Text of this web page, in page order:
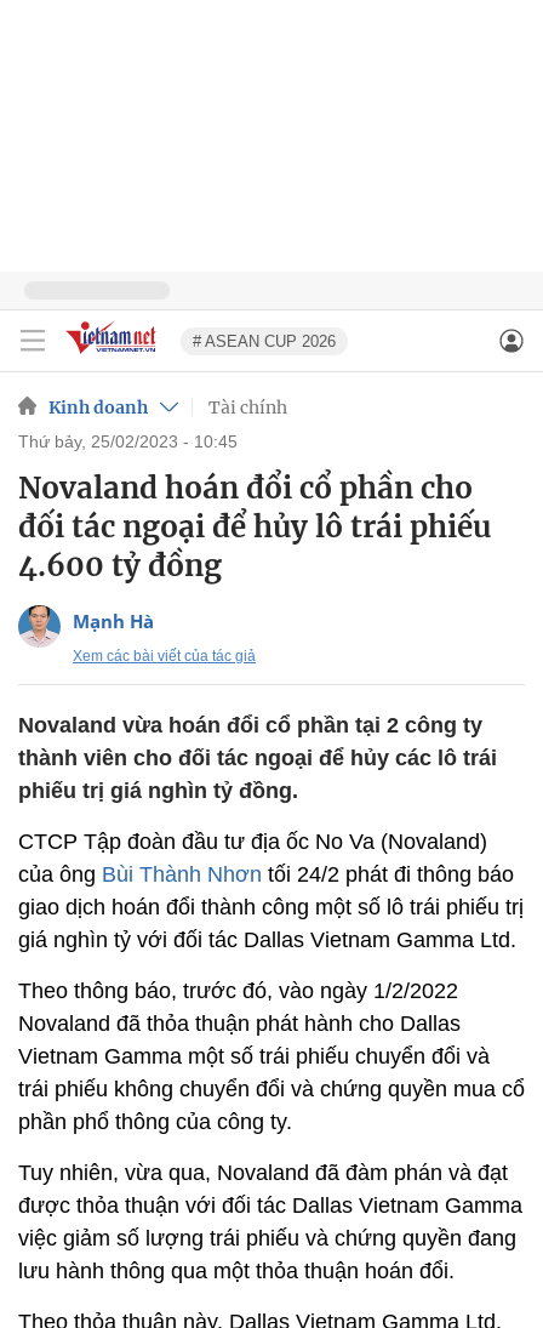
# ASEAN CUP 2026
Kinh doanh Tài chính
thứ bảy, 25/02/2023 - 10:45
Novaland hoán đổi cổ phần cho
đối tác ngoại để hủy lô trái phiếu
4.600 tỷ đồng
Mạnh Hà
Xem các bài viết của tác giả
Novaland vừa hoán đổi cổ phần tại 2 công ty
thành viên cho đối tác ngoại để hủy các lô trái
phiếu trị giá nghìn tỷ đồng.
CTCP Tập đoàn đầu tư địa ốc No Va (Novaland)
của ông Bùi Thành Nhơn tối 24/2 phát đi thông báo
giao dịch hoán đổi thành công một số lô trái phiếu trị
giá nghìn tỷ với đối tác Dallas Vietnam Gamma Ltd.
Theo thông báo, trước đó, vào ngày 1/2/2022
Novaland đã thỏa thuận phát hành cho Dallas
Vietnam Gamma một số trái phiếu chuyển đổi và
trái phiếu không chuyển đổi và chứng quyền mua cổ
phần phổ thông của công ty.
Tuy nhiên, vừa qua, Novaland đã đàm phán và đạt
được thỏa thuận với đối tác Dallas Vietnam Gamma
việc giảm số lượng trái phiếu và chứng quyền đang
lưu hành thông qua một thỏa thuận hoán đổi.
Theo thỏa thuận này, Dallas Vietnam Gamma Ltd.